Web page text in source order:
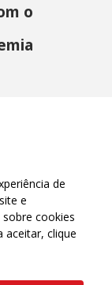
o
de
e
cookies
aceitar, clique